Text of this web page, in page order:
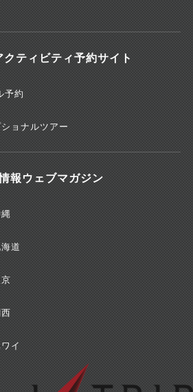
クティビティ予約サイト
予約
ョナルツアー
報ウェブマガジン
道
イ